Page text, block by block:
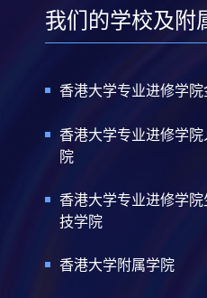
我们的学校及附
香港大学专业进修学
香港大学专业进修学
院
香港大学专业进修学
技学院
香港大学附属学院